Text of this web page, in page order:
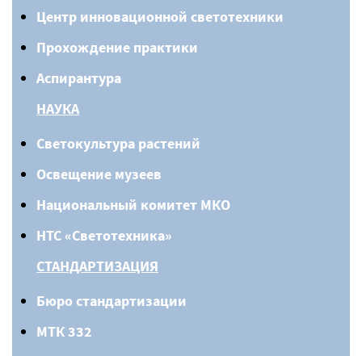
Центр инновационной светотехники
Прохождение практики
Аспирантура
НАУКА
Светокультура растений
Освещение музеев
Национальный комитет МКО
НТС «Светотехника»
СТАНДАРТИЗАЦИЯ
Бюро стандартизации
МТК 332